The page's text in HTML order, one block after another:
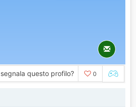
segnala questo profilo? 0